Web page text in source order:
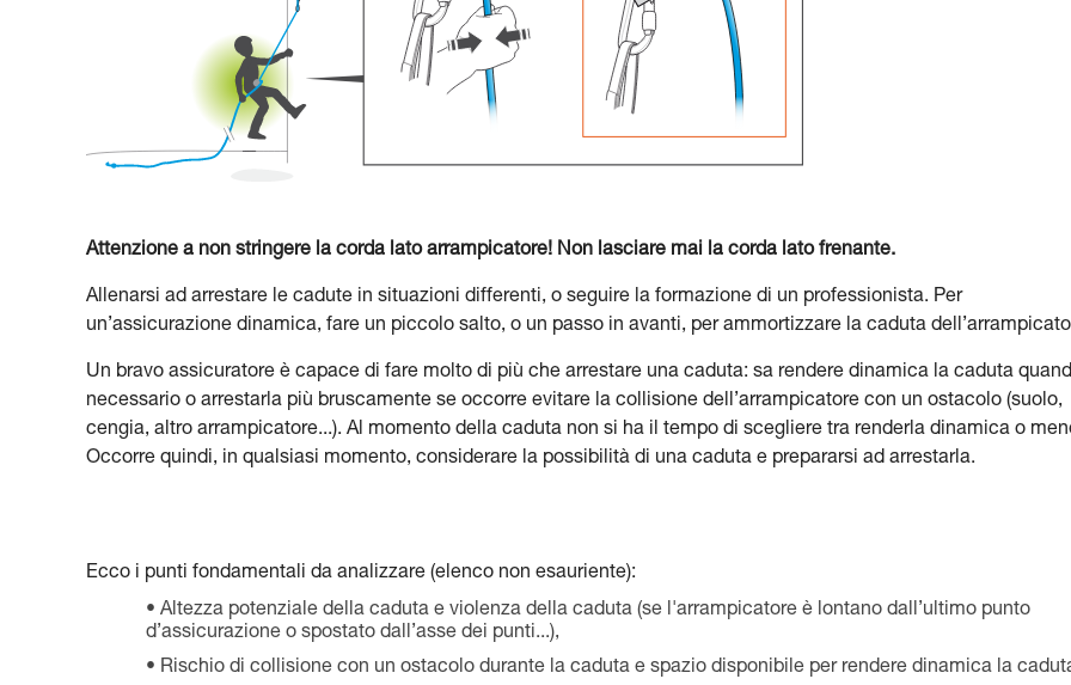
Attenzione a non stringere la corda lato arrampicatore! Non lasciare mai la corda lato frenante.
Allenarsi ad arrestare le cadute in situazioni differenti, o seguire la formazione di un professionista. Per
un’assicurazione dinamica, fare un piccolo salto, o un passo in avanti, per ammortizzare la caduta
Un bravo assicuratore è capace di fare molto di più che arrestare una caduta: sa rendere dinamica la caduta
necessario o arrestarla più bruscamente se occorre evitare la collisione dell’arrampicatore con un ostacolo (suolo,
cengia, altro arrampicatore...). Al momento della caduta non si ha il tempo di scegliere tra renderla dinamica o
Occorre quindi, in qualsiasi momento, considerare la possibilità di una caduta e prepararsi ad arrestarla.
Ecco i punti fondamentali da analizzare (elenco non esauriente):
Altezza potenziale della caduta e violenza della caduta (se l'arrampicatore è lontano dall’ultimo punto
d’assicurazione o spostato dall’asse dei punti...),
Rischio di collisione con un ostacolo durante la caduta e spazio disponibile per rendere dinamica la